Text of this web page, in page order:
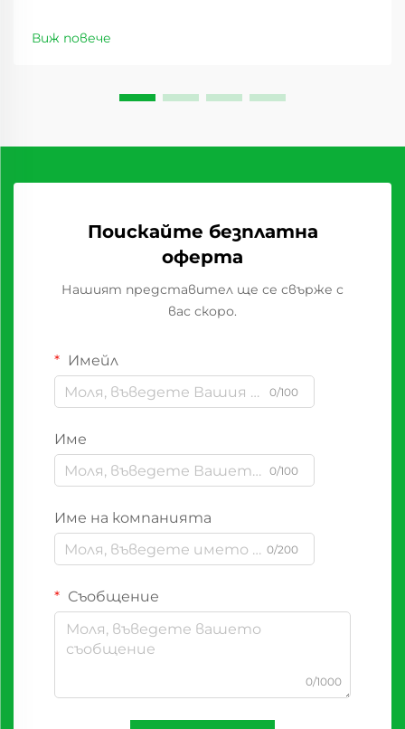
последното десетилетие, като предлага
изгодни възможности за дистрибутори по
Виж повече
Поискайте безплатна
оферта
Нашият представител ще се свърже с
вас скоро.
Имейл
0/100
Име
0/100
Име на компанията
0/200
Съобщение
0/1000